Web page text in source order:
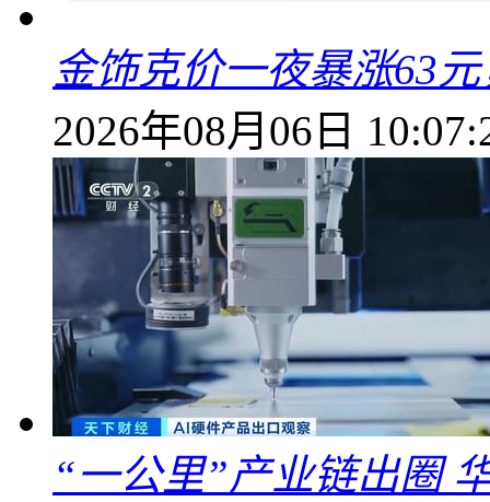
金饰克价一夜暴涨63
2026年08月06日
“一公里”产业链出圈